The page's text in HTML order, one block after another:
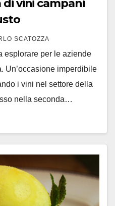
di vini campani
SCATOZZA
esplorare per le aziende
Un’occasione imperdibile
i vini nel settore della
nella seconda…